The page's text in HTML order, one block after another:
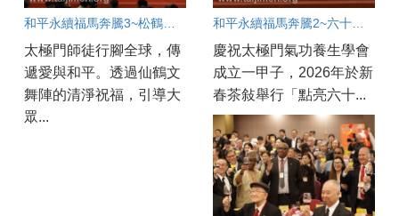
太極門師徒行腳全球，傳
遞愛與和平。透過仙鶴文
舞陣的清淨祝福，引導大
眾...
慶祝太極門氣功養生學會
成立一甲子，2026年於新
春茶敍舉行「點亮六十...